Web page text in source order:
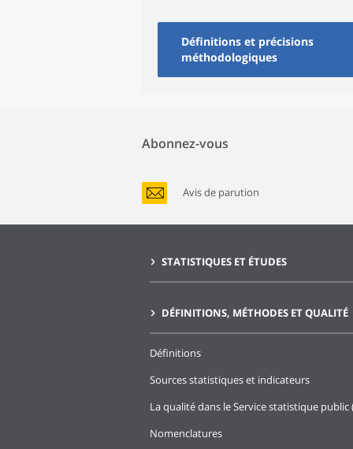
Définitions et précisions
méthodologiques
Abonnez-vous
Avis de parution
STATISTIQUES ET ÉTUDES
DÉFINITIONS, MÉTHODES ET QUALITÉ
Définitions
Sources statistiques et indicateurs
La qualité dans le Service statistique public
Nomenclatures